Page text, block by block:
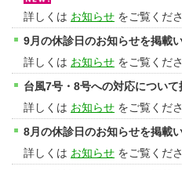
詳しくは お知らせ をご覧くださ
9月の休診日のお知らせを掲載
詳しくは お知らせ をご覧くださ
台風7号・8号への対応について
詳しくは お知らせ をご覧くださ
8月の休診日のお知らせを掲載
詳しくは お知らせ をご覧くださ